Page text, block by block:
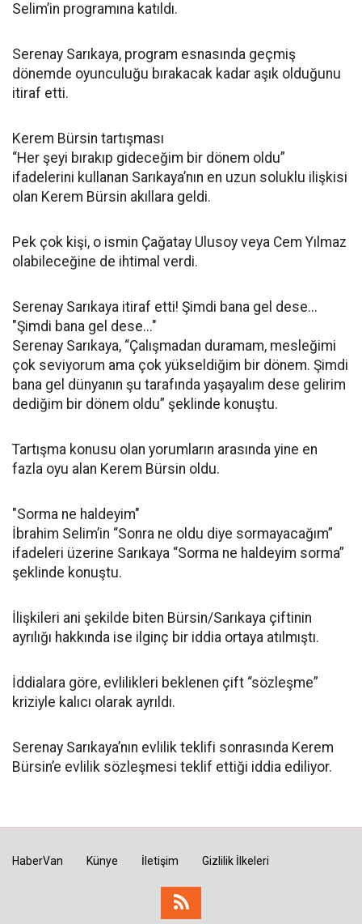
Selim’in programına katıldı.
Serenay Sarıkaya, program esnasında geçmiş
dönemde oyunculuğu bırakacak kadar aşık olduğunu
itiraf etti.
Kerem Bürsin tartışması
“Her şeyi bırakıp gideceğim bir dönem oldu”
ifadelerini kullanan Sarıkaya’nın en uzun soluklu ilişkisi
olan Kerem Bürsin akıllara geldi.
Pek çok kişi, o ismin Çağatay Ulusoy veya Cem Yılmaz
olabileceğine de ihtimal verdi.
Serenay Sarıkaya itiraf etti! Şimdi bana gel dese...
"Şimdi bana gel dese..."
Serenay Sarıkaya, “Çalışmadan duramam, mesleğimi
çok seviyorum ama çok yükseldiğim bir dönem. Şimdi
bana gel dünyanın şu tarafında yaşayalım dese gelirim
dediğim bir dönem oldu” şeklinde konuştu.
Tartışma konusu olan yorumların arasında yine en
fazla oyu alan Kerem Bürsin oldu.
"Sorma ne haldeyim"
İbrahim Selim’in “Sonra ne oldu diye sormayacağım”
ifadeleri üzerine Sarıkaya “Sorma ne haldeyim sorma”
şeklinde konuştu.
İlişkileri ani şekilde biten Bürsin/Sarıkaya çiftinin
ayrılığı hakkında ise ilginç bir iddia ortaya atılmıştı.
İddialara göre, evlilikleri beklenen çift “sözleşme”
kriziyle kalıcı olarak ayrıldı.
Serenay Sarıkaya’nın evlilik teklifi sonrasında Kerem
Bürsin’e evlilik sözleşmesi teklif ettiği iddia ediliyor.
HaberVan Künye İletişim Gizlilik İlkeleri